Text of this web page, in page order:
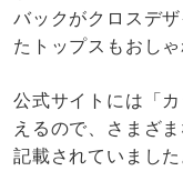
バックがクロスデ
たトップスもおし
公式サイトには「
えるので、さまざ
記載されていました